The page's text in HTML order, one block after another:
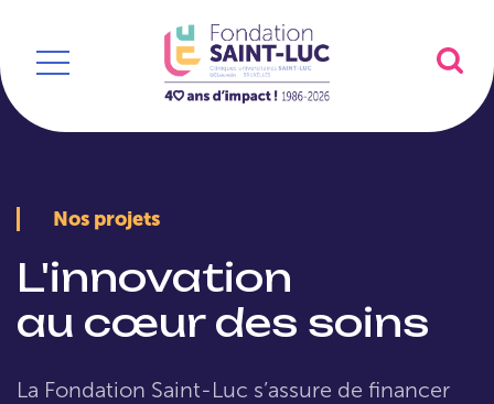
Nos projets
L'innovation
au cœur des soins
La Fondation Saint-Luc s’assure de financer